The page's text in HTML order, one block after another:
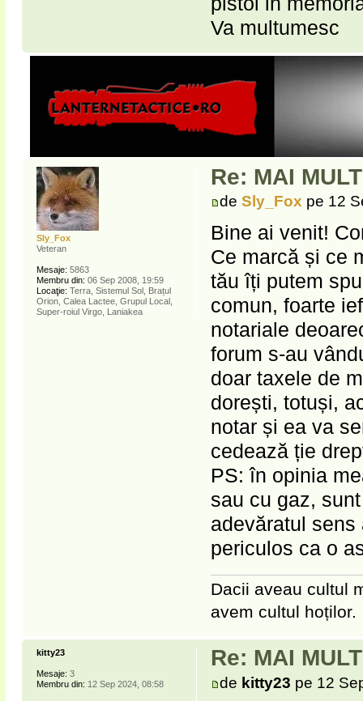
Va multumesc
Re: MAI
deSly_Fox pe 12
Bine ai venit!
Ce marcă și ce
tău îți putem
comun, foarte
notariale
forum s-au
doar taxele de
dorești, totuși,
notar și ea va
cedează ție
PS: în opinia
sau cu gaz,
adevăratul
periculos ca o
Dacii aveau cultul
avem cultul hoților.
Sly_Fox
Veteran
Mesaje: 5863
Membru din: 06 Sep 2008, 19:59
Locaţie: Terra, Sistemul Sol, Brațul
Orion, Calea Lactee, Grupul Local,
Super-roiul Virgo, Laniakea
Re: MAI
de kitty23 pe 12
kitty23
Mesaje: 3
Membru din: 12 Sep 2024, 08:58